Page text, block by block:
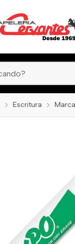
Escritura